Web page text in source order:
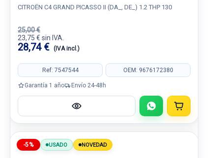
CITROËN C4 GRAND PICASSO II (DA_, DE_) 1.2 THP 130
25,00 €
23,75 € sin IVA.
28,74 € (IVA incl.)
Ref: 7547544 OEM: 9676172380
Garantía 1 año Envío 24-48h
-5% USADO NOVEDAD